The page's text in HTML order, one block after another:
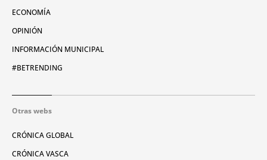
ECONOMÍA
OPINIÓN
INFORMACIÓN MUNICIPAL
#BETRENDING
Otras webs
CRÓNICA GLOBAL
CRÓNICA VASCA